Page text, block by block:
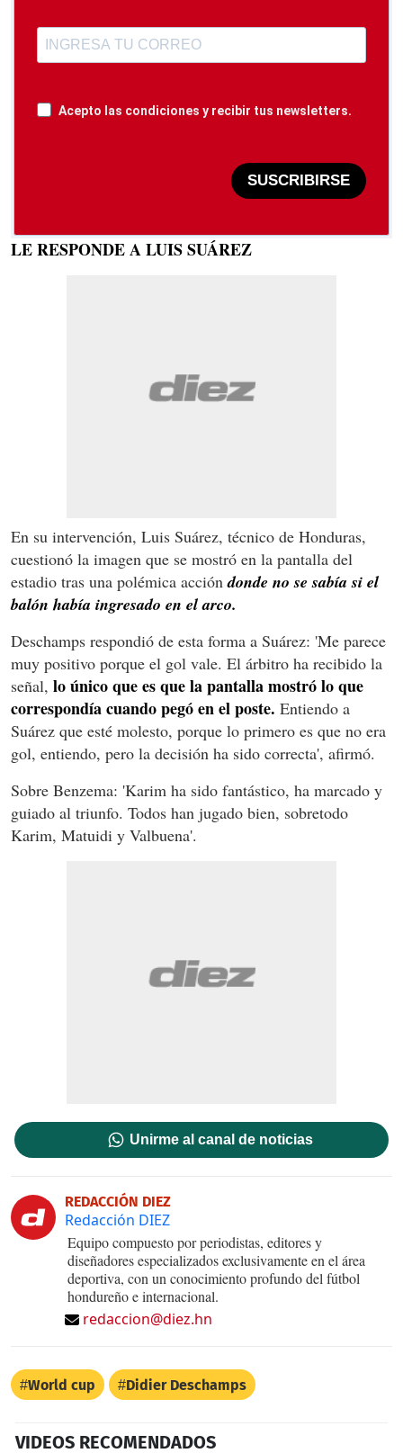
Acepto las condiciones y recibir tus newsletters.
SUSCRIBIRSE
LE RESPONDE A LUIS SUÁREZ
En su intervención, Luis Suárez, técnico de Honduras,
cuestionó la imagen que se mostró en la pantalla del
estadio tras una polémica accióndonde no se sabía si el
balón había ingresado en el arco.
Deschamps respondió de esta forma a Suárez: 'Me parece
muy positivo porque el gol vale. El árbitro ha recibido la
señal, lo único que es que la pantalla mostró lo que
correspondía cuando pegó en el poste. Entiendo a
Suárez que esté molesto, porque lo primero es que no era
gol, entiendo, pero la decisión ha sido correcta', afirmó.
Sobre Benzema: 'Karim ha sido fantástico, ha marcado y
guiado al triunfo. Todos han jugado bien, sobretodo
Karim, Matuidi y Valbuena'.
Unirme al canal de noticias
REDACCIÓN DIEZ
Redacción DIEZ
Equipo compuesto por periodistas, editores y
diseñadores especializados exclusivamente en el área
deportiva, con un conocimiento profundo del fútbol
hondureño e internacional.
redaccion@diez.hn
World cup Didier Deschamps
VIDEOS RECOMENDADOS